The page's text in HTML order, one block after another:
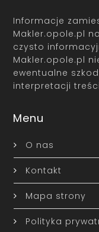
Informacje
Makler.opole.pl
czysto
Makler.opole.pl
ewentualne
interpretacji
Menu
O nas
Kontakt
Mapa strony
Polityka